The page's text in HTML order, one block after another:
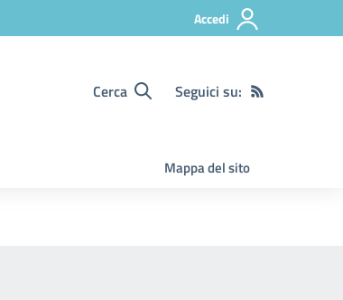
Accedi
Cerca Seguici su:
Mappa del sito